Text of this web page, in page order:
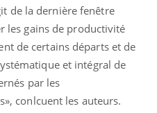
de la dernière fenêtre
les gains de productivité
de certains départs et de
et intégral de
par les
conlcuent les auteurs.